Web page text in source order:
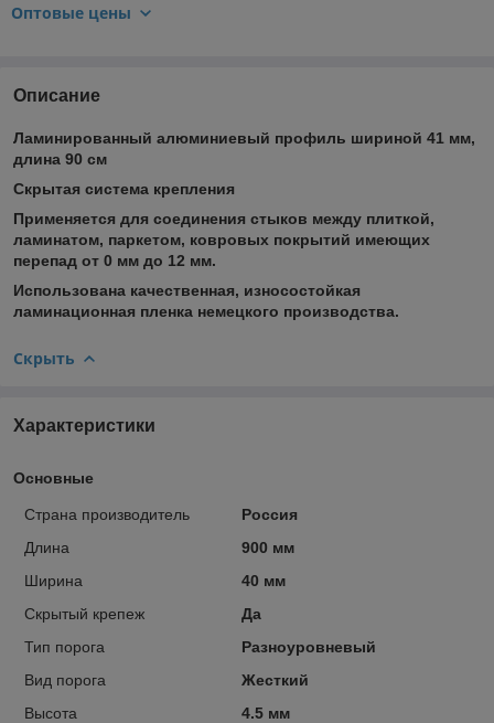
Оптовые цены
Описание
Ламинированный алюминиевый профиль шириной 41 мм,
длина 90 см
Скрытая система крепления
Применяется для соединения стыков между плиткой,
ламинатом, паркетом, ковровых покрытий имеющих
перепад от 0 мм до 12 мм.
Использована качественная, износостойкая
ламинационная пленка немецкого производства.
Скрыть
Характеристики
Основные
Страна производитель
Россия
Длина
900 мм
Ширина
40 мм
Скрытый крепеж
Да
Тип порога
Разноуровневый
Вид порога
Жесткий
Высота
4.5 мм